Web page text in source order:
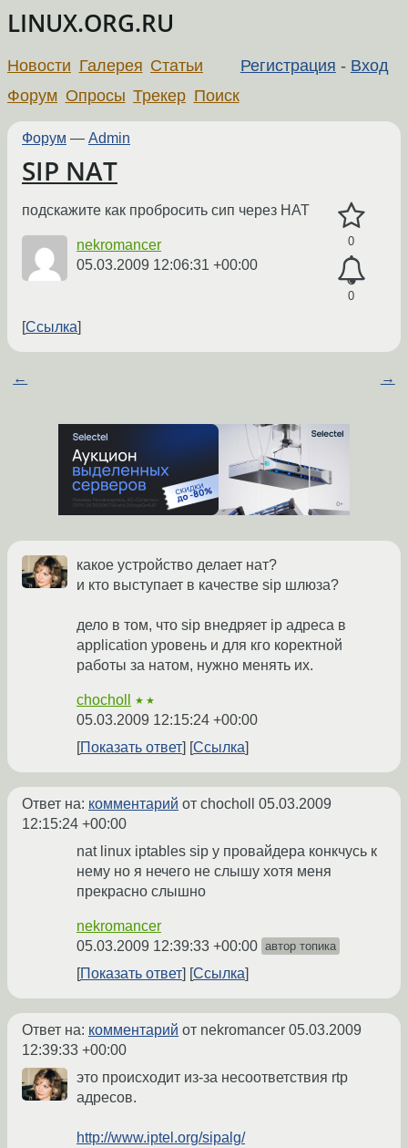
LINUX.ORG.RU
Регистрация - Вход
Новости Галерея Статьи
Форум Опросы Трекер Поиск
Форум — Admin
SIP NAT
0
0
подскажите как пробросить сип через НАТ
nekromancer
05.03.2009 12:06:31 +00:00
Ссылка
← →
какое устройство делает нат?
и кто выступает в качестве sip шлюза?
дело в том, что sip внедряет ip адреса в
application уровень и для кго коректной
работы за натом, нужно менять их.
chocholl ★★
05.03.2009 12:15:24 +00:00
Показать ответ
Ссылка
Ответ на: комментарий от chocholl 05.03.2009
12:15:24 +00:00
nat linux iptables sip у провайдера конкчусь к
нему но я нечего не слышу хотя меня
прекрасно слышно
nekromancer
05.03.2009 12:39:33 +00:00 автор топика
Показать ответ Ссылка
Ответ на: комментарий от nekromancer 05.03.2009
12:39:33 +00:00
это происходит из-за несоответствия rtp
адресов.
http://www.iptel.org/sipalg/